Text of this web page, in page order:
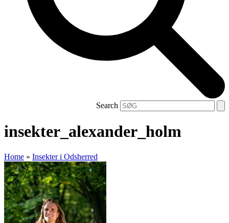
Search
insekter_alexander_holm
Home » Insekter i Odsherred